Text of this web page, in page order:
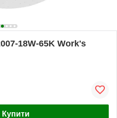
18W-65K Work's
Купити